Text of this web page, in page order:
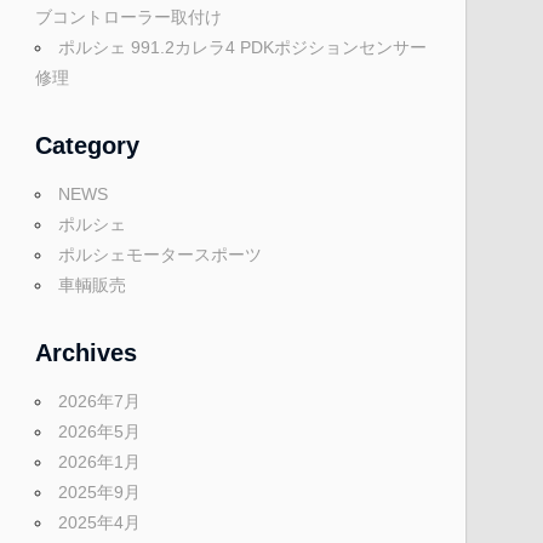
ブコントローラー取付け
ポルシェ 991.2カレラ4 PDKポジションセンサー
修理
Category
NEWS
ポルシェ
ポルシェモータースポーツ
車輌販売
Archives
2026年7月
2026年5月
2026年1月
2025年9月
2025年4月